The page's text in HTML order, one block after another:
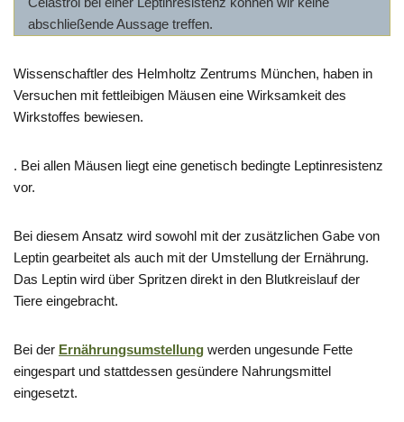
abschließende Aussage treffen.
Wissenschaftler des Helmholtz Zentrums München, haben in
Versuchen mit fettleibigen Mäusen eine Wirksamkeit des
Wirkstoffes bewiesen.
. Bei allen Mäusen liegt eine genetisch bedingte Leptinresistenz
vor.
Bei diesem Ansatz wird sowohl mit der zusätzlichen Gabe von
Leptin gearbeitet als auch mit der Umstellung der Ernährung.
Das Leptin wird über Spritzen direkt in den Blutkreislauf der
Tiere eingebracht.
Bei der Ernährungsumstellung werden ungesunde Fette
eingespart und stattdessen gesündere Nahrungsmittel
eingesetzt.